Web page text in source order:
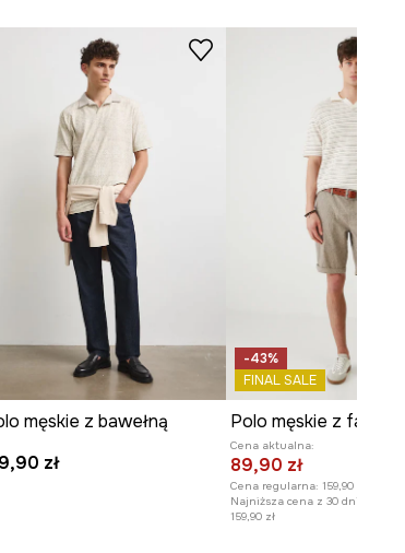
męskie z bawełną
zł
-43%
FINAL SALE
Cena aktualna:
89,90 zł
Cena regularna: 159,90 zł
Najniższa cena z 30 dni przed
159,90 zł